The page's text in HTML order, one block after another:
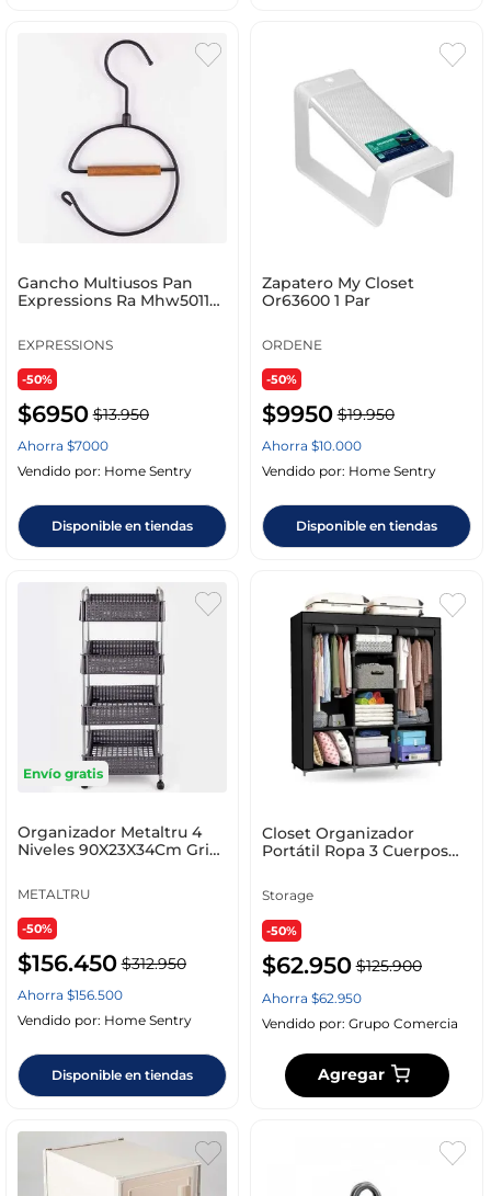
Gancho Multiusos Pan
Expressions Ra Mhw50118
EXPRESSIONS
-50%
$6950 $13.950
Ahorra $7000
Vendido por: Home Sentry
Disponible en tiendas
Zapatero My Closet
Or63600 1 Par
ORDENE
-50%
$9950 $19.950
Ahorra $10.000
Vendido por: Home Sentry
Disponible en tiendas
Envío gratis
Organizador Metaltru 4
Niveles 90X23X34Cm Gris
METALTRU
-50%
$156.450 $312.950
Ahorra $156.500
Vendido por: Home Sentry
Disponible en tiendas
Closet Organizador
Portátil Ropa 3 Cuerpos
Storage
-50%
$62.950 $125.900
Ahorra $62.950
Vendido por: Grupo Comercia
Agregar